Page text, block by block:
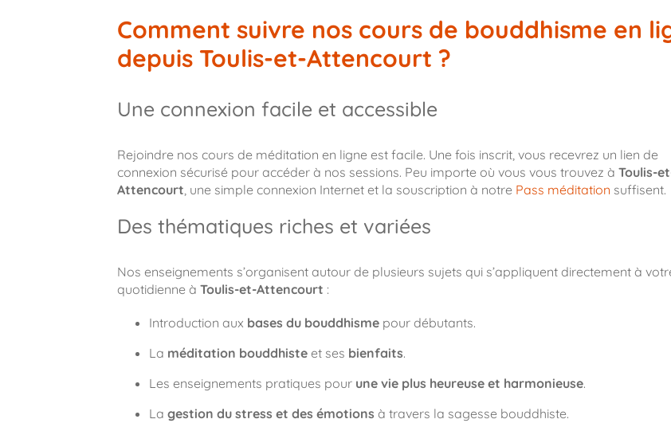
Comment suivre nos cours de bouddhisme en
depuis Toulis-et-Attencourt ?
Une connexion facile et accessible
Rejoindre nos cours de méditation en ligne est facile. Une fois inscrit, vous recevrez un lien de
connexion sécurisé pour accéder à nos sessions. Peu importe où vous vous trouvez à Toulis-
Attencourt, une simple connexion Internet et la souscription à notre Pass méditation suffisent.
Des thématiques riches et variées
Nos enseignements s’organisent autour de plusieurs sujets qui s’appliquent directement à
quotidienne à Toulis-et-Attencourt :
Introduction aux bases du bouddhismepour débutants.
La méditation bouddhisteet ses bienfaits.
Les enseignements pratiques pour une vie plus heureuse et harmonieuse.
La gestion du stress et des émotions à travers la sagesse bouddhiste.